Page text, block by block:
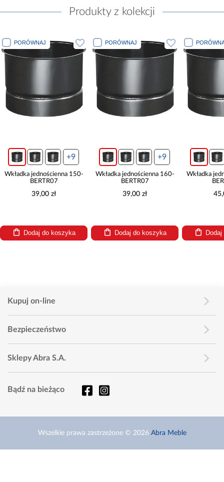
Produkty z kolekcji
PORÓWNAJ
+9
Wkładka jednościenna 150-
BERTR07
39,00 zł
Dodaj do koszyka
PORÓWNAJ
+9
Wkładka jednościenna 160-
BERTR07
39,00 zł
Dodaj do koszyka
Wkładka
Kupuj on-line
Bezpieczeństwo
Sklepy Abra S.A.
Bądź na bieżąco
Wszelkie prawa zastrzeżone © 2026 Abra Meble